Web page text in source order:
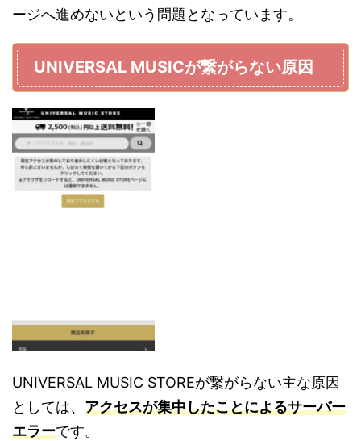
ージへ進めないという問題となっています。
UNIVERSAL MUSICが繋がらない原因
UNIVERSAL MUSIC STOREが繋がらない主な原因
としては、 アクセスが集中したことによるサーバー
エラーです。